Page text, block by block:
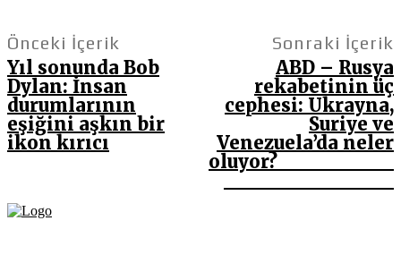
Önceki İçerik
Yıl sonunda Bob
Dylan: İnsan
durumlarının
eşiğini aşkın bir
ikon kırıcı
Sonraki İçerik
ABD – Rusya
rekabetinin üç
cephesi: Ukrayna,
Suriye ve
Venezuela’da neler
oluyor?